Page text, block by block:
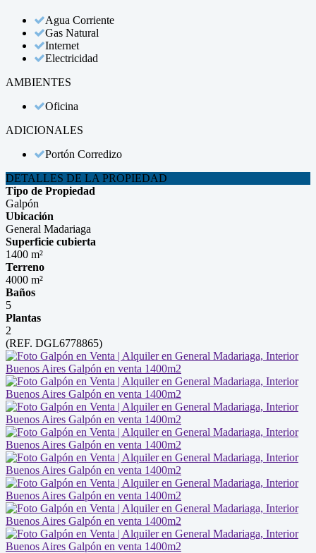
Agua Corriente
Gas Natural
Internet
Electricidad
AMBIENTES
Oficina
ADICIONALES
Portón Corredizo
DETALLES DE LA PROPIEDAD
Tipo de Propiedad
Galpón
Ubicación
General Madariaga
Superficie cubierta
1400 m²
Terreno
4000 m²
Baños
5
Plantas
2
(REF. DGL6778865)